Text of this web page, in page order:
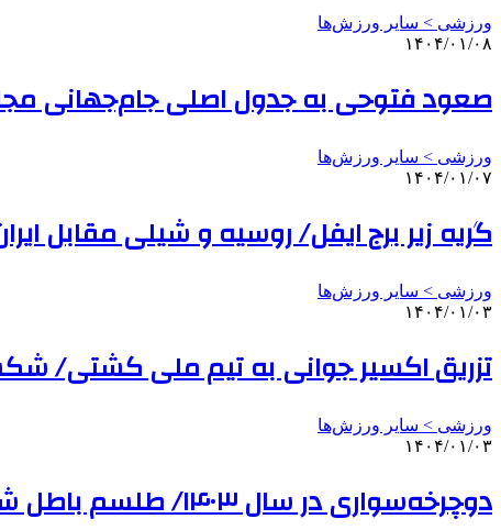
ورزشی > سایر ورزش‌ها
۱۴۰۴/۰۱/۰۸
صعود فتوحی به جدول اصلی جام‌جهانی مجارستان/ ۲
ورزشی > سایر ورزش‌ها
۱۴۰۴/۰۱/۰۷
گریه زیر برج ایفل/ روسیه و شیلی مقابل
ورزشی > سایر ورزش‌ها
۱۴۰۴/۰۱/۰۳
تزریق اکسیر جوانی به تیم ملی کشتی/
ورزشی > سایر ورزش‌ها
۱۴۰۴/۰۱/۰۳
دوچرخه‌سواری در سال ۱۴۰۳/ طلسم باطل شد!